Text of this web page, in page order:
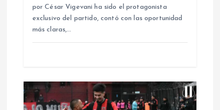
a
por César Vigevani ha sido el protagonista
exclusivo del partido, contó con las oportunidad
más claras,…